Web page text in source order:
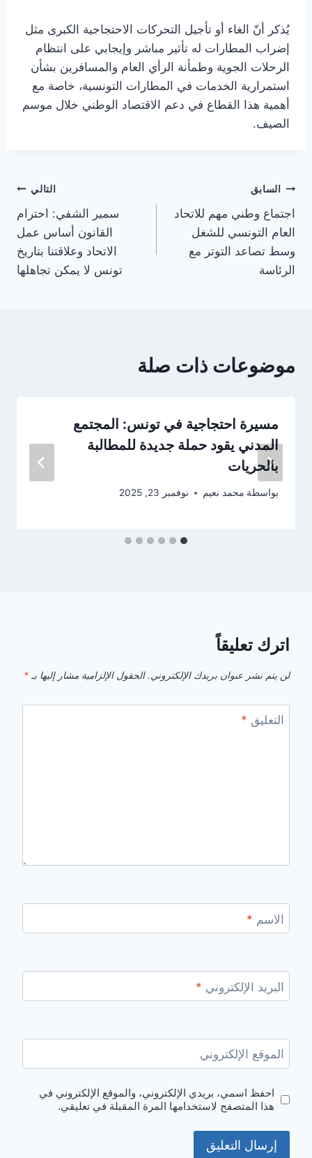
يُذكر أنّ الغاء أو تأجيل التحركات الاحتجاجية الكبرى مثل
إضراب المطارات له تأثير مباشر وإيجابي على انتظام
الرحلات الجوية وطمأنة الرأي العام والمسافرين بشأن
استمرارية الخدمات في المطارات التونسية، خاصة مع
أهمية هذا القطاع في دعم الاقتصاد الوطني خلال موسم
الصيف.
تصفّح
المقالات
السابق
اجتماع وطني مهم للاتحاد
العام التونسي للشغل
وسط تصاعد التوتر مع
الرئاسة
التالي
سمير الشفي: احترام
القانون أساس عمل
الاتحاد وعلاقتنا بتاريخ
تونس لا يمكن تجاهلها
موضوعات ذات صلة
مسيرة احتجاجية في تونس: المجتمع
المدني يقود حملة جديدة للمطالبة
بالحريات
بواسطة محمد نعيم نوفمبر 23, 2025
اترك تعليقاً
لن يتم نشر عنوان بريدك الإلكتروني. الحقول الإلزامية مشار إليها بـ *
التعليق *
الاسم *
البريد الإلكتروني *
الموقع الإلكتروني
احفظ اسمي، بريدي الإلكتروني، والموقع الإلكتروني في
هذا المتصفح لاستخدامها المرة المقبلة في تعليقي.